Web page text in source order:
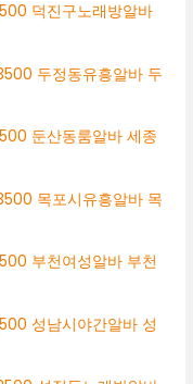
덕진구노래방알바
두정동유흥알바 두
둔산동룸알바 세종
목포시유흥알바 목
부천여성알바 부천
성남시야간알바 성